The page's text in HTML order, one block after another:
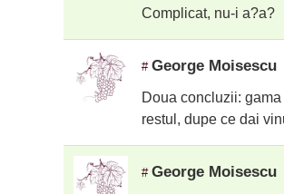
Complicat, nu-i a?a?
# George Moisescu
Doua concluzii:
restul, dupe ce dai
# George Moisescu